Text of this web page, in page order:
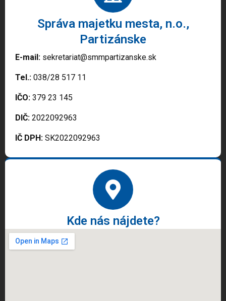
Správa majetku mesta, n.o.,
Partizánske
E-mail: sekretariat@smmpartizanske.sk
Tel.: 038/28 517 11
IČO: 379 23 145
DIČ: 2022092963
IČ DPH: SK2022092963
Kde nás nájdete?